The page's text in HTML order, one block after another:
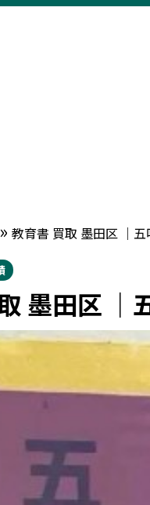
» 教育書 買取 墨田区 ｜
墨田区 ｜